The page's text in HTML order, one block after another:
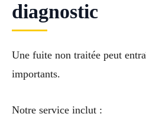
diagnostic
Une fuite non traitée peut
importants.
Notre service inclut :